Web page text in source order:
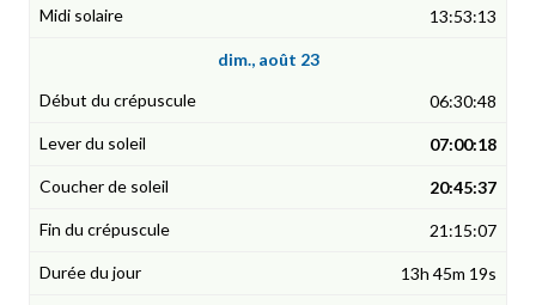
13:53:13
dim., août 23
06:30:48
07:00:18
20:45:37
21:15:07
13h 45m 19s